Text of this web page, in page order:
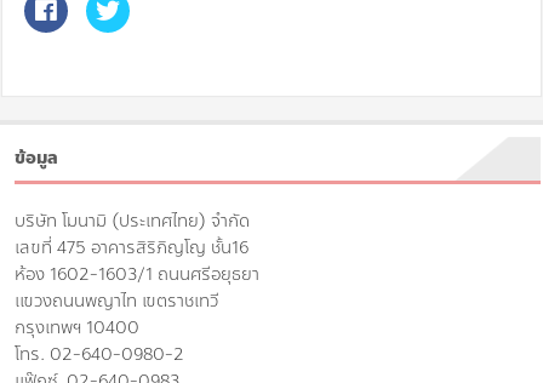
ข้อมูล
บริษัท โมนามิ (ประเทศไทย) จำกัด
เลขที่ 475 อาคารสิริภิญโญ ชั้น16
ห้อง 1602-1603/1 ถนนศรีอยุธยา
แขวงถนนพญาไท เขตราชเทวี
กรุงเทพฯ 10400
โทร. 02-640-0980-2